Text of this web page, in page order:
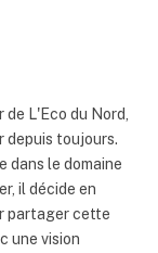
L'Eco du Nord,
depuis toujours.
dans le domaine
il décide en
partager cette
une vision